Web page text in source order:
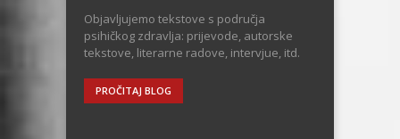
Objavljujemo tekstove s područja
psihičkog zdravlja: prijevode, autorske
tekstove, literarne radove, intervjue, itd.
PROČITAJ BLOG